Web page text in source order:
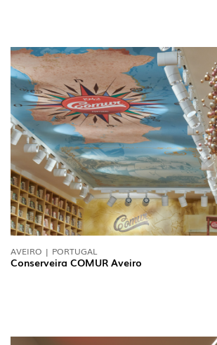
AVEIRO | PORTUGAL
Conserveira COMUR Aveiro